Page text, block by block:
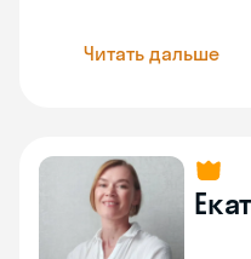
Читать дальше